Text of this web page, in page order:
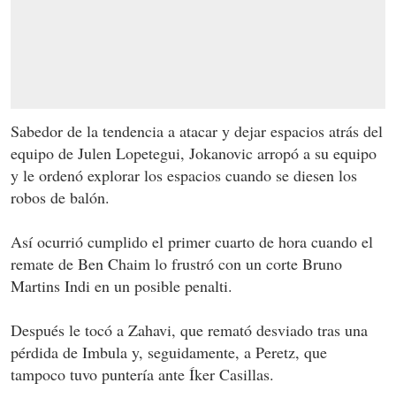
Sabedor de la tendencia a atacar y dejar espacios atrás del
equipo de Julen Lopetegui, Jokanovic arropó a su equipo
y le ordenó explorar los espacios cuando se diesen los
robos de balón.
Así ocurrió cumplido el primer cuarto de hora cuando el
remate de Ben Chaim lo frustró con un corte Bruno
Martins Indi en un posible penalti.
Después le tocó a Zahavi, que remató desviado tras una
pérdida de Imbula y, seguidamente, a Peretz, que
tampoco tuvo puntería ante Íker Casillas.